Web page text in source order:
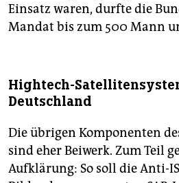
Einsatz waren, durfte die
Mandat bis zum 500 Mann
Hightech-
Deutschland
Die übrigen Komponenten
sind eher Beiwerk. Zum Teil
Aufklärung: So soll die Anti-